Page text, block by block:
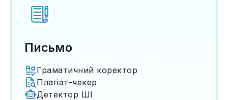
Письмо
Граматичний коректор
Плагіат-чекер
Детектор ШІ